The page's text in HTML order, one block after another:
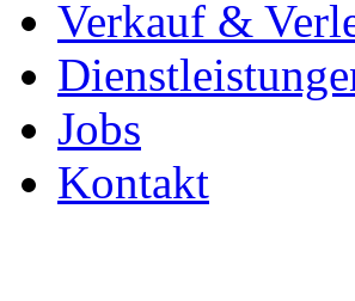
Verkauf &
Jobs
Kontakt